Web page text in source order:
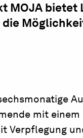
MOJA
mit
Verpflegung